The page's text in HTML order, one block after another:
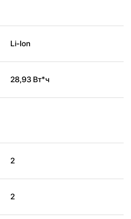
Li-Ion
28,93 Вт*ч
2
2